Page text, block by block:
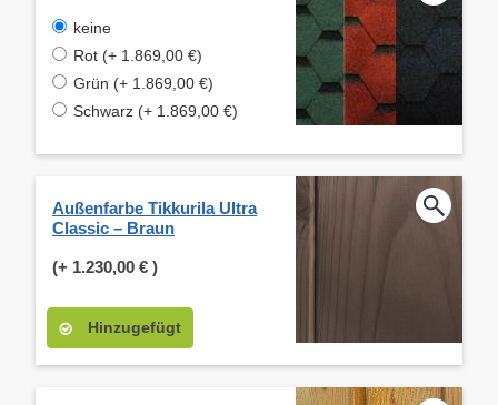
keine
Rot (+ 1.869,00 €)
Grün (+ 1.869,00 €)
Schwarz (+ 1.869,00 €)
Außenfarbe Tikkurila Ultra
Classic – Braun
(+ 1.230,00 € )
Hinzugefügt